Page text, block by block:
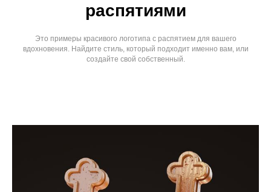
распятиями
Это примеры красивого логотипа с распятием для вашего
вдохновения. Найдите стиль, который подходит именно вам, или
создайте свой собственный.